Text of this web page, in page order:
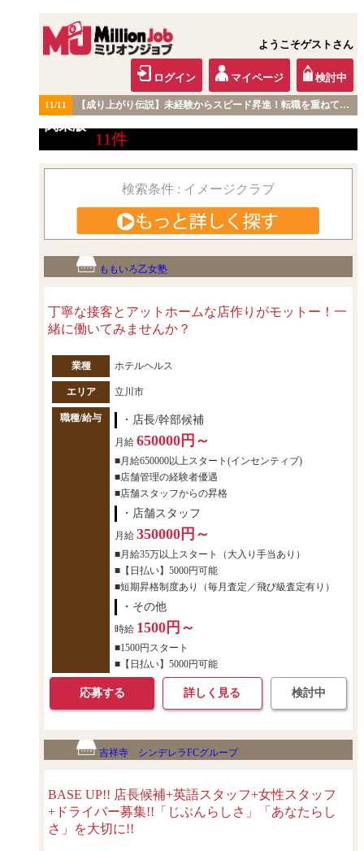
ようこそゲストさん
ログイン マイページ 検討中
11/11 【成り上がり伝説】未経験からスピード昇進！転職を重ねて見つけた『本当に働きやすい職場』とは？
関東版
11件
検索条件 : イメージクラブ
ももいろ乙女塾
丁寧な接客とアットホームな店作りがモットー！一
緒に働いてみませんか？
業種 ホテルヘルス
エリア 立川市
職種/給与 ・店長/幹部候補
月給 650000円～
■月給650000以上スタート(インセンティブ)
■店舗管理の経験者優遇
■店舗スタッフからの昇格
・店舗スタッフ
月給 350000円～
■月給35万以上スタート（大入り手当あり）
■【日払い】5000円可能
■短期昇格制度あり（毎月査定／飛び級査定有り）
・その他
時給 1500円～
■1500円スタート
■【日払い】5000円可能
応募する 詳しく見る 検討中
吉祥寺 シンデレラFCグループ
BASE UP!! 店長候補+英語スタッフ+女性スタッフ
+ドライバー募集!!「じぶんらしさ」「あなたらし
さ」を大切に!!